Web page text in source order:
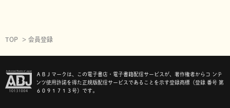
TOP 会員登録
ＡＢＪマークは、この電子書店・電子書籍配信サービスが、著作権者からコ ンテ
ンツ使用許諾を得た正規版配信サービスであることを示す登録商標（登録 番号 第
６０９１７１３号）です。